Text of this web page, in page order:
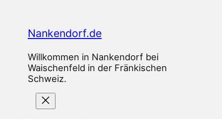
springenNankendorf.de
Willkommen in Nankendorf bei
Waischenfeld in der Fränkischen
Schweiz.